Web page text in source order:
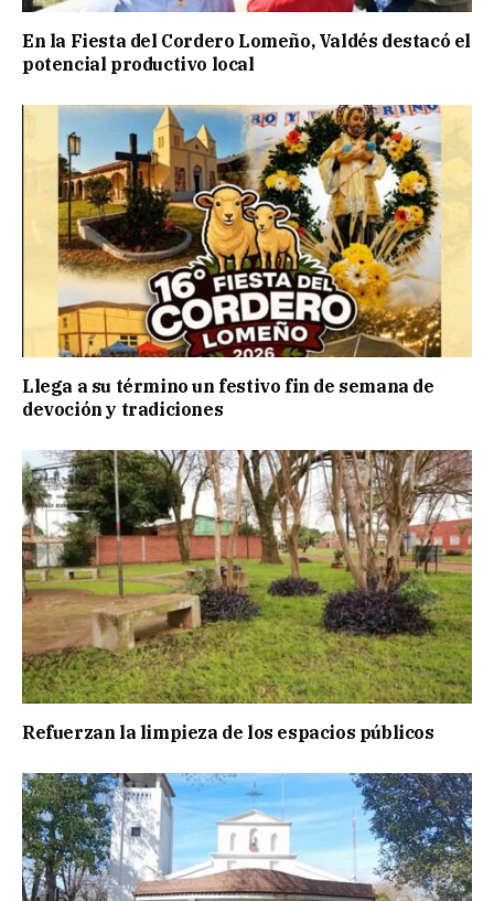
En la Fiesta del Cordero Lomeño, Valdés destacó el
potencial productivo local
Llega a su término un festivo fin de semana de
devoción y tradiciones
Refuerzan la limpieza de los espacios públicos